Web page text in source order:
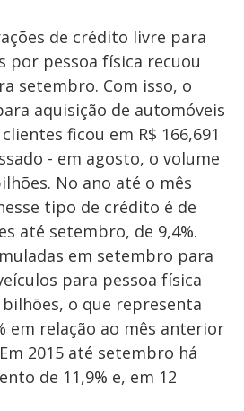
de crédito livre para
por pessoa física recuou
setembro. Com isso, o
aquisição de automóveis
ficou em R$ 166,691
- em agosto, o volume
No ano até o mês
tipo de crédito é de
até setembro, de 9,4%.
em setembro para
para pessoa física
bilhões, o que representa
em relação ao mês anterior
2015 até setembro há
de 11,9% e, em 12